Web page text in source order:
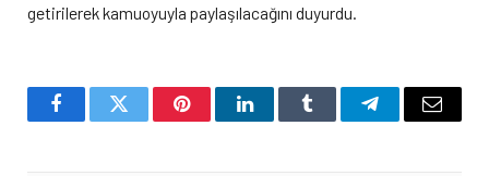
getirilerek kamuoyuyla paylaşılacağını duyurdu.
FacebookTwitter PinterestLinkedInTumblr TelegramEmail